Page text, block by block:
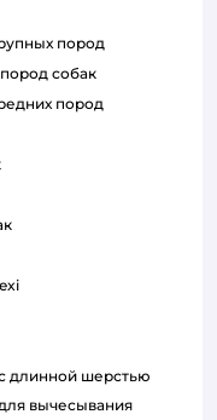
пород
собак
пород
с длинной шерстью